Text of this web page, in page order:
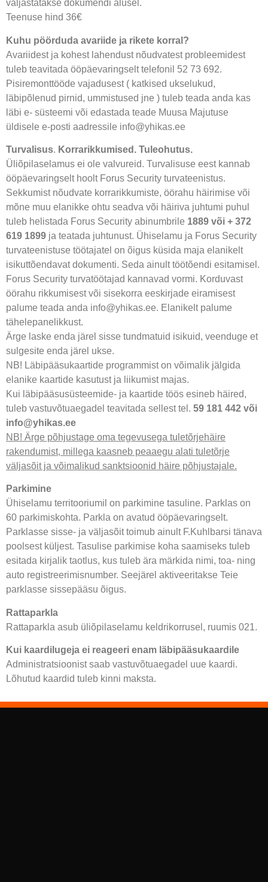
väljastatakse dokumendi alusel.
Teenuse hind 36€
Kuhu pöörduda avariide ja rikete korral?
Avariidest ja kohest lahendust nõudvatest probleemidest
tuleb teavitada ööpäevaringselt telefonil 52 73 692.
Pisiremonttööde vajadusest ( katkised ukselukud,
läbipõlenud pirnid, ummistused jne ) tuleb teada anda kas
läbi e- süsteemi või edastada teade Muusa Majutuse
üldisele e-posti aadressile info@yhikas.ee
Turvalisus. Korrarikkumised. Tuleohutus.
Üliõpilaselamus ei ole valvureid. Turvalisuse eest kannab
ööpäevaringselt hoolt Forus Security turvateenistus.
Sekkumist nõudvate korrarikkumiste, öörahu häirimise või
mõne muu elanikke ohtu seadva või häiriva juhtumi puhul
tuleb helistada Forus Security abinumbrile 1889 või + 372
619 1899 ja teatada juhtunust. Ühiselamu ja Forus Security
turvateenistuse töötajatel on õigus küsida maja elanikelt
isikuttõendavat dokumenti. Seda ainult töötõendi esitamisel.
Forus Security turvatöötajad kannavad vormi. Korduvast
öörahu rikkumisest või sisekorra eeskirjade eiramisest
palume teada anda info@yhikas.ee. Elanikelt palume
tähelepanelikkust.
Ärge laske enda järel sisse tundmatuid isikuid, veenduge et
sulgesite enda järel ukse.
NB! Läbipääsukaartide programmist on võimalik jälgida
elanike kaartide kasutust ja liikumist majas.
Kui läbipääsusüsteemide- ja kaartide töös esineb häired,
tuleb vastuvõtuaegadel teavitada sellest tel. 59 181 442 või
info@yhikas.ee
NB! Ärge põhjustage oma tegevusega tuletõrjehäire
rakendumist, millega kaasneb peaaegu alati tuletõrje
väljasõit ja võimalikud sanktsioonid häire põhjustajale.
Parkimine
Ühiselamu territooriumil on parkimine tasuline. Parklas on
60 parkimiskohta. Parkla on avatud ööpäevaringselt.
Parklasse sisse- ja väljasõit toimub ainult F.Kuhlbarsi tänava
poolsest küljest. Tasulise parkimise koha saamiseks tuleb
esitada kirjalik taotlus, kus tuleb ära märkida nimi, toa- ning
auto registreerimisnumber. Seejärel aktiveeritakse Teie
parklasse sissepääsu õigus.
Rattaparkla
Rattaparkla asub üliõpilaselamu keldrikorrusel, ruumis 021.
Kui kaardilugeja ei reageeri enam läbipääsukaardile
Administratsioonist saab vastuvõtuaegadel uue kaardi.
Lõhutud kaardid tuleb kinni maksta.